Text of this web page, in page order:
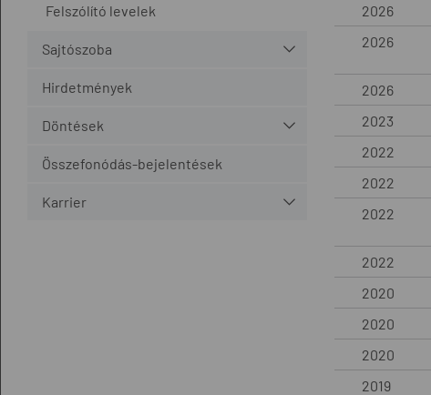
Felszólító levelek
Sajtószoba
Hirdetmények
Döntések
Összefonódás-bejelentések
Karrier
2026
2026
2026
2023
2022
2022
2022
2022
2020
2020
2020
2019